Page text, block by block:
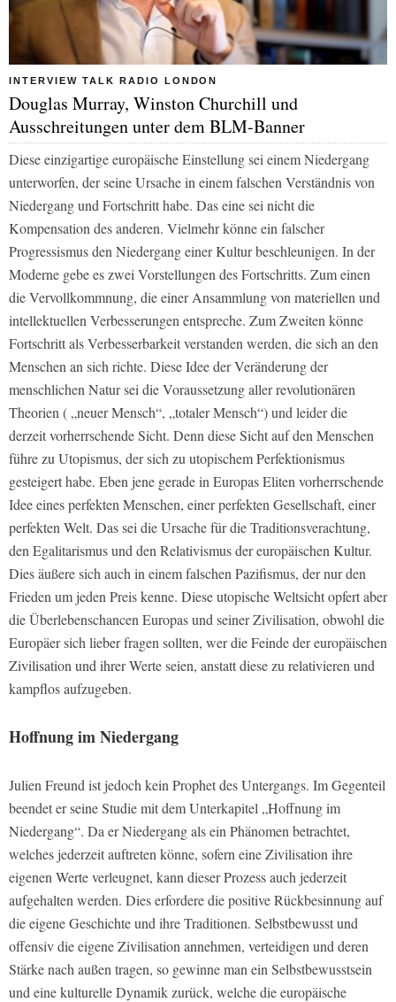
INTERVIEW TALK RADIO LONDON
Douglas Murray, Winston Churchill und
Ausschreitungen unter dem BLM-Banner
Diese einzigartige europäische Einstellung sei einem Niedergang
unterworfen, der seine Ursache in einem falschen Verständnis von
Niedergang und Fortschritt habe. Das eine sei nicht die
Kompensation des anderen. Vielmehr könne ein falscher
Progressismus den Niedergang einer Kultur beschleunigen. In der
Moderne gebe es zwei Vorstellungen des Fortschritts. Zum einen
die Vervollkommnung, die einer Ansammlung von materiellen und
intellektuellen Verbesserungen entspreche. Zum Zweiten könne
Fortschritt als Verbesserbarkeit verstanden werden, die sich an den
Menschen an sich richte. Diese Idee der Veränderung der
menschlichen Natur sei die Voraussetzung aller revolutionären
Theorien ( „neuer Mensch“, „totaler Mensch“) und leider die
derzeit vorherrschende Sicht. Denn diese Sicht auf den Menschen
führe zu Utopismus, der sich zu utopischem Perfektionismus
gesteigert habe. Eben jene gerade in Europas Eliten vorherrschende
Idee eines perfekten Menschen, einer perfekten Gesellschaft, einer
perfekten Welt. Das sei die Ursache für die Traditionsverachtung,
den Egalitarismus und den Relativismus der europäischen Kultur.
Dies äußere sich auch in einem falschen Pazifismus, der nur den
Frieden um jeden Preis kenne. Diese utopische Weltsicht opfert aber
die Überlebenschancen Europas und seiner Zivilisation, obwohl die
Europäer sich lieber fragen sollten, wer die Feinde der europäischen
Zivilisation und ihrer Werte seien, anstatt diese zu relativieren und
kampflos aufzugeben.
Hoffnung im Niedergang
Julien Freund ist jedoch kein Prophet des Untergangs. Im Gegenteil
beendet er seine Studie mit dem Unterkapitel „Hoffnung im
Niedergang“. Da er Niedergang als ein Phänomen betrachtet,
welches jederzeit auftreten könne, sofern eine Zivilisation ihre
eigenen Werte verleugnet, kann dieser Prozess auch jederzeit
aufgehalten werden. Dies erfordere die positive Rückbesinnung auf
die eigene Geschichte und ihre Traditionen. Selbstbewusst und
offensiv die eigene Zivilisation annehmen, verteidigen und deren
Stärke nach außen tragen, so gewinne man ein Selbstbewusstsein
und eine kulturelle Dynamik zurück, welche die europäische